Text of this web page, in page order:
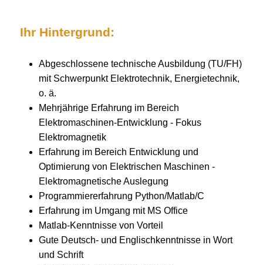
Ihr Hintergrund:
Abgeschlossene technische Ausbildung (TU/FH)
mit Schwerpunkt Elektrotechnik, Energietechnik,
o. ä.
Mehrjährige Erfahrung im Bereich
Elektromaschinen-Entwicklung - Fokus
Elektromagnetik
Erfahrung im Bereich Entwicklung und
Optimierung von Elektrischen Maschinen -
Elektromagnetische Auslegung
Programmiererfahrung Python/Matlab/C
Erfahrung im Umgang mit MS Office
Matlab-Kenntnisse von Vorteil
Gute Deutsch- und Englischkenntnisse in Wort
und Schrift